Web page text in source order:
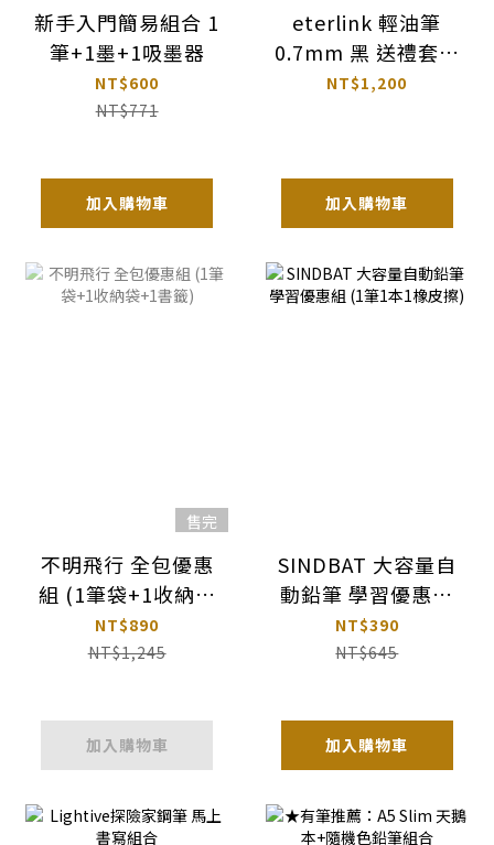
新手入門簡易組合 1
筆+1墨+1吸墨器
NT$600
NT$771
加入購物車
eterlink 輕油筆
0.7mm 黑 送禮套組
｜PILOT 百樂 日本
NT$1,200
加入購物車
售完
不明飛行 全包優惠
組 (1筆袋+1收納袋
+1書籤)
NT$890
NT$1,245
加入購物車
SINDBAT 大容量自
動鉛筆 學習優惠組
(1筆1本1橡皮擦)
NT$390
NT$645
加入購物車